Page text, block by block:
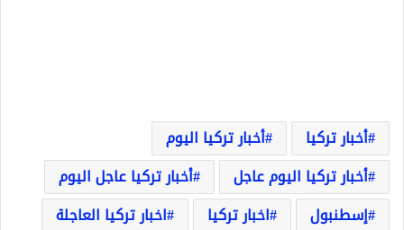
أخبار تركيا
أخبار تركيا اليوم
أخبار تركيا اليوم عاجل
أخبار تركيا عاجل اليوم
إسطنبول
اخبار تركيا
اخبار تركيا العاجلة